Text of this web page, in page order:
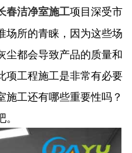
春洁净室施工项目深受市
场所的青睐，因为这些场
尘都会导致产品的质量和
项工程施工是非常有必要
工还有哪些重要性吗？